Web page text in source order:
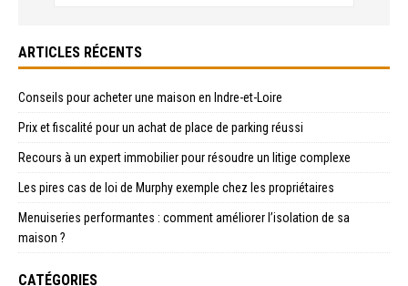
ARTICLES RÉCENTS
Conseils pour acheter une maison en Indre-et-Loire
Prix et fiscalité pour un achat de place de parking réussi
Recours à un expert immobilier pour résoudre un litige complexe
Les pires cas de loi de Murphy exemple chez les propriétaires
Menuiseries performantes : comment améliorer l’isolation de sa
maison ?
CATÉGORIES